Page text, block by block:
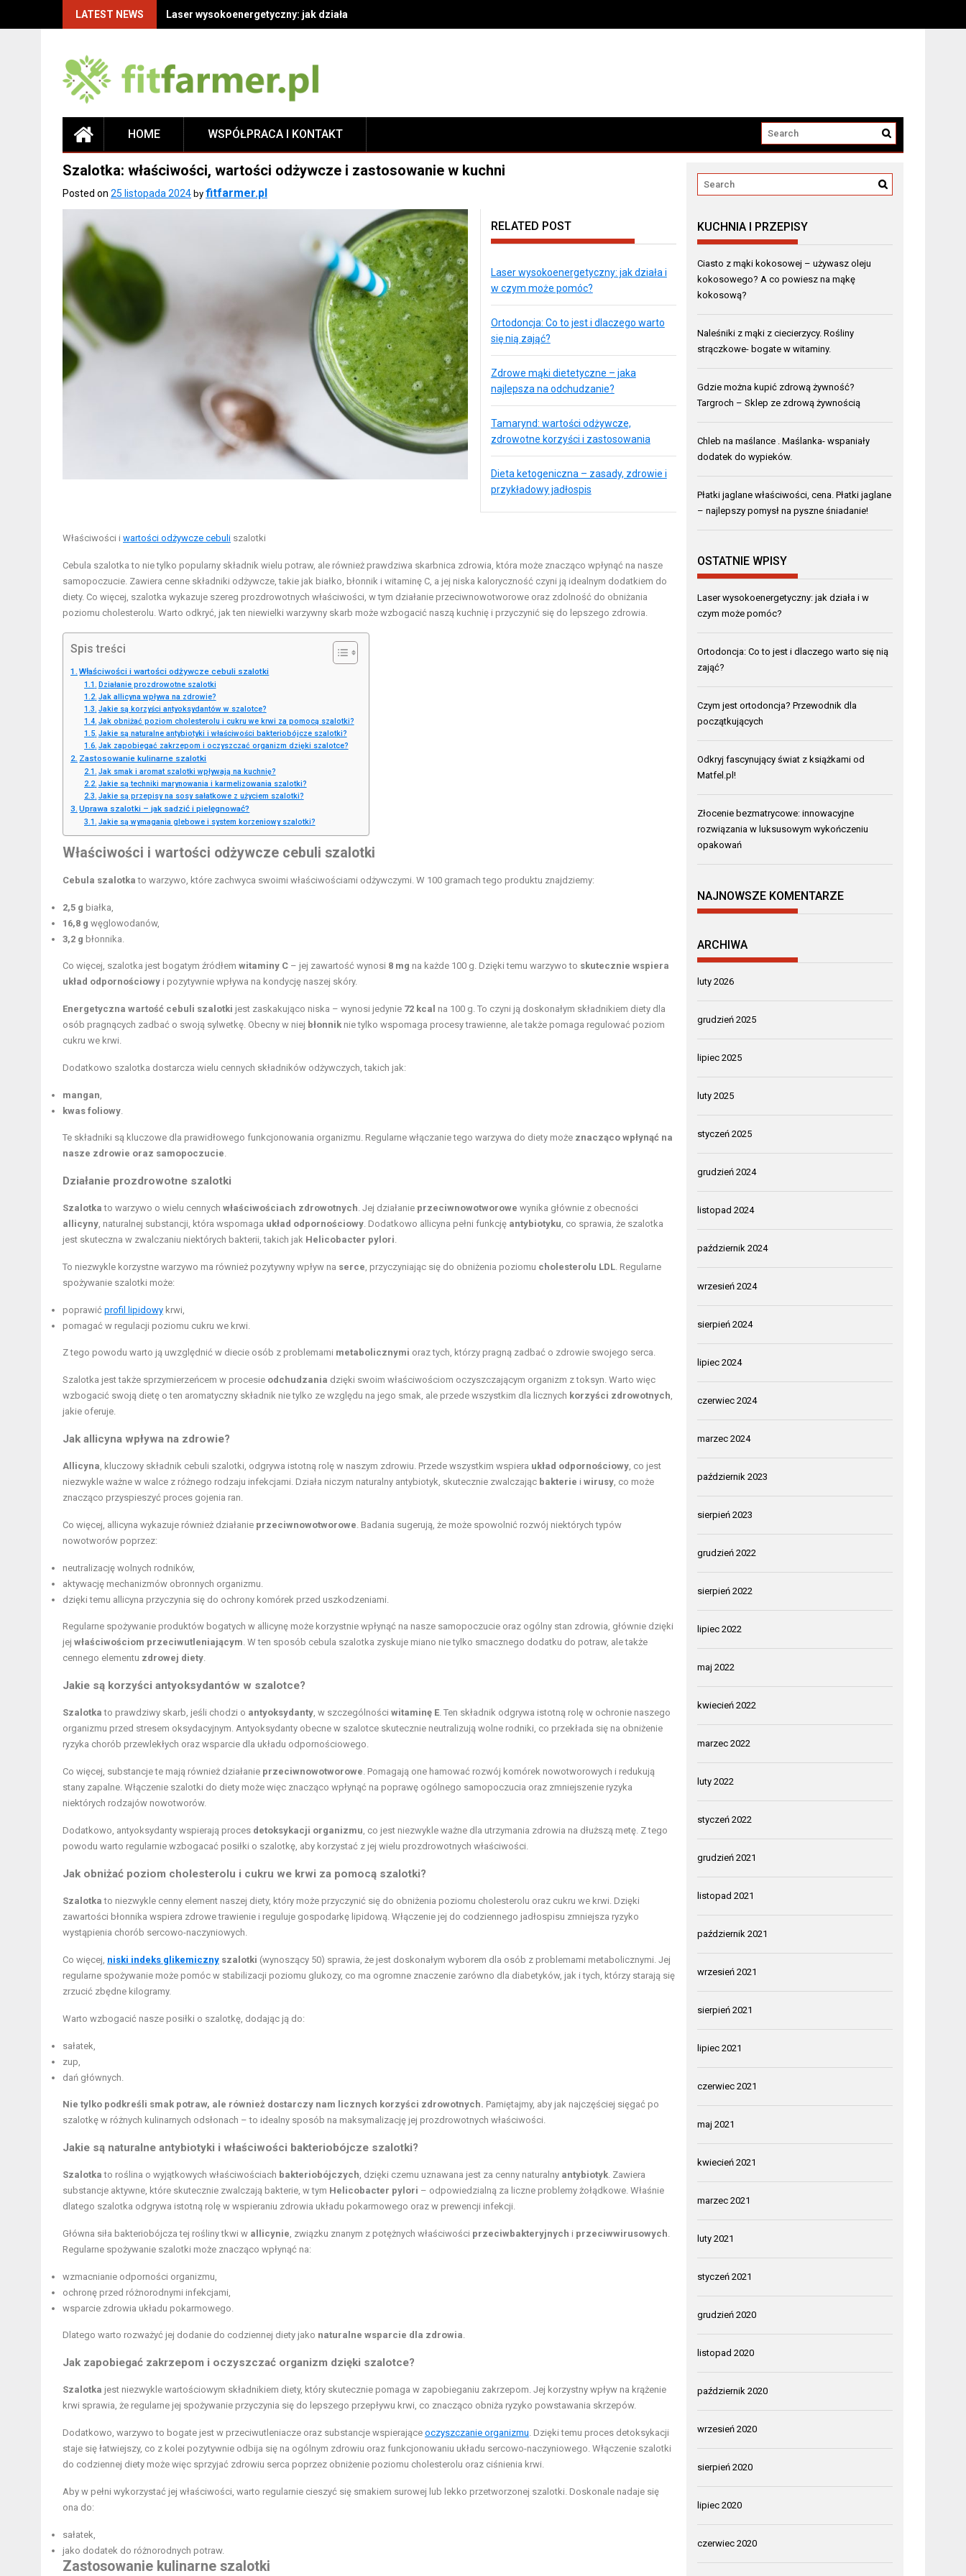
LATEST NEWS Laser wysokoenergetyczny: jak działa i w czym może pomóc?
HOME WSPÓŁPRACA I KONTAKT
Szalotka: właściwości, wartości odżywcze i zastosowanie w kuchni
Posted on 25 listopada 2024 by fitfarmer.pl
RELATED POST
Laser wysokoenergetyczny: jak działa i
w czym może pomóc?
Ortodoncja: Co to jest i dlaczego warto
się nią zająć?
Zdrowe mąki dietetyczne – jaka
najlepsza na odchudzanie?
Tamarynd: wartości odżywcze,
zdrowotne korzyści i zastosowania
Dieta ketogeniczna – zasady, zdrowie i
przykładowy jadłospis
Właściwości i wartości odżywcze cebuli szalotki
Cebula szalotka to nie tylko popularny składnik wielu potraw, ale również prawdziwa skarbnica zdrowia, która może znacząco wpłynąć na nasze
samopoczucie. Zawiera cenne składniki odżywcze, takie jak białko, błonnik i witaminę C, a jej niska kaloryczność czyni ją idealnym dodatkiem do
diety. Co więcej, szalotka wykazuje szereg prozdrowotnych właściwości, w tym działanie przeciwnowotworowe oraz zdolność do obniżania
poziomu cholesterolu. Warto odkryć, jak ten niewielki warzywny skarb może wzbogacić naszą kuchnię i przyczynić się do lepszego zdrowia.
Spis treści
Właściwości i wartości odżywcze cebuli szalotki
Działanie prozdrowotne szalotki
Jak allicyna wpływa na zdrowie?
Jakie są korzyści antyoksydantów w szalotce?
Jak obniżać poziom cholesterolu i cukru we krwi za pomocą szalotki?
Jakie są naturalne antybiotyki i właściwości bakteriobójcze szalotki?
Jak zapobiegać zakrzepom i oczyszczać organizm dzięki szalotce?
Zastosowanie kulinarne szalotki
Jak smak i aromat szalotki wpływają na kuchnię?
Jakie są techniki marynowania i karmelizowania szalotki?
Jakie są przepisy na sosy sałatkowe z użyciem szalotki?
Uprawa szalotki – jak sadzić i pielęgnować?
Jakie są wymagania glebowe i system korzeniowy szalotki?
Właściwości i wartości odżywcze cebuli szalotki
Cebula szalotka to warzywo, które zachwyca swoimi właściwościami odżywczymi. W 100 gramach tego produktu znajdziemy:
2,5 g białka,
16,8 g węglowodanów,
3,2 g błonnika.
Co więcej, szalotka jest bogatym źródłem witaminy C – jej zawartość wynosi 8 mg na każde 100 g. Dzięki temu warzywo to skutecznie wspiera
układ odpornościowy i pozytywnie wpływa na kondycję naszej skóry.
Energetyczna wartość cebuli szalotki jest zaskakująco niska – wynosi jedynie 72 kcal na 100 g. To czyni ją doskonałym składnikiem diety dla
osób pragnących zadbać o swoją sylwetkę. Obecny w niej błonnik nie tylko wspomaga procesy trawienne, ale także pomaga regulować poziom
cukru we krwi.
Dodatkowo szalotka dostarcza wielu cennych składników odżywczych, takich jak:
mangan,
kwas foliowy.
Te składniki są kluczowe dla prawidłowego funkcjonowania organizmu. Regularne włączanie tego warzywa do diety może znacząco wpłynąć na
nasze zdrowie oraz samopoczucie.
Działanie prozdrowotne szalotki
Szalotka to warzywo o wielu cennych właściwościach zdrowotnych. Jej działanie przeciwnowotworowe wynika głównie z obecności
allicyny, naturalnej substancji, która wspomaga układ odpornościowy. Dodatkowo allicyna pełni funkcję antybiotyku, co sprawia, że szalotka
jest skuteczna w zwalczaniu niektórych bakterii, takich jak Helicobacter pylori.
To niezwykle korzystne warzywo ma również pozytywny wpływ na serce, przyczyniając się do obniżenia poziomu cholesterolu LDL. Regularne
spożywanie szalotki może:
poprawić profil lipidowy krwi,
pomagać w regulacji poziomu cukru we krwi.
Z tego powodu warto ją uwzględnić w diecie osób z problemami metabolicznymi oraz tych, którzy pragną zadbać o zdrowie swojego serca.
Szalotka jest także sprzymierzeńcem w procesie odchudzania dzięki swoim właściwościom oczyszczającym organizm z toksyn. Warto więc
wzbogacić swoją dietę o ten aromatyczny składnik nie tylko ze względu na jego smak, ale przede wszystkim dla licznych korzyści zdrowotnych,
jakie oferuje.
Jak allicyna wpływa na zdrowie?
Allicyna, kluczowy składnik cebuli szalotki, odgrywa istotną rolę w naszym zdrowiu. Przede wszystkim wspiera układ odpornościowy, co jest
niezwykle ważne w walce z różnego rodzaju infekcjami. Działa niczym naturalny antybiotyk, skutecznie zwalczając bakterie i wirusy, co może
znacząco przyspieszyć proces gojenia ran.
Co więcej, allicyna wykazuje również działanie przeciwnowotworowe. Badania sugerują, że może spowolnić rozwój niektórych typów
nowotworów poprzez:
neutralizację wolnych rodników,
aktywację mechanizmów obronnych organizmu.
dzięki temu allicyna przyczynia się do ochrony komórek przed uszkodzeniami.
Regularne spożywanie produktów bogatych w allicynę może korzystnie wpłynąć na nasze samopoczucie oraz ogólny stan zdrowia, głównie dzięki
jej właściwościom przeciwutleniającym. W ten sposób cebula szalotka zyskuje miano nie tylko smacznego dodatku do potraw, ale także
cennego elementu zdrowej diety.
Jakie są korzyści antyoksydantów w szalotce?
Szalotka to prawdziwy skarb, jeśli chodzi o antyoksydanty, w szczególności witaminę E. Ten składnik odgrywa istotną rolę w ochronie naszego
organizmu przed stresem oksydacyjnym. Antyoksydanty obecne w szalotce skutecznie neutralizują wolne rodniki, co przekłada się na obniżenie
ryzyka chorób przewlekłych oraz wsparcie dla układu odpornościowego.
Co więcej, substancje te mają również działanie przeciwnowotworowe. Pomagają one hamować rozwój komórek nowotworowych i redukują
stany zapalne. Włączenie szalotki do diety może więc znacząco wpłynąć na poprawę ogólnego samopoczucia oraz zmniejszenie ryzyka
niektórych rodzajów nowotworów.
Dodatkowo, antyoksydanty wspierają proces detoksykacji organizmu, co jest niezwykle ważne dla utrzymania zdrowia na dłuższą metę. Z tego
powodu warto regularnie wzbogacać posiłki o szalotkę, aby korzystać z jej wielu prozdrowotnych właściwości.
Jak obniżać poziom cholesterolu i cukru we krwi za pomocą szalotki?
Szalotka to niezwykle cenny element naszej diety, który może przyczynić się do obniżenia poziomu cholesterolu oraz cukru we krwi. Dzięki
zawartości błonnika wspiera zdrowe trawienie i reguluje gospodarkę lipidową. Włączenie jej do codziennego jadłospisu zmniejsza ryzyko
wystąpienia chorób sercowo-naczyniowych.
Co więcej, niski indeks glikemiczny szalotki (wynoszący 50) sprawia, że jest doskonałym wyborem dla osób z problemami metabolicznymi. Jej
regularne spożywanie może pomóc w stabilizacji poziomu glukozy, co ma ogromne znaczenie zarówno dla diabetyków, jak i tych, którzy starają się
zrzucić zbędne kilogramy.
Warto wzbogacić nasze posiłki o szalotkę, dodając ją do:
sałatek,
zup,
dań głównych.
Nie tylko podkreśli smak potraw, ale również dostarczy nam licznych korzyści zdrowotnych. Pamiętajmy, aby jak najczęściej sięgać po
szalotkę w różnych kulinarnych odsłonach – to idealny sposób na maksymalizację jej prozdrowotnych właściwości.
Jakie są naturalne antybiotyki i właściwości bakteriobójcze szalotki?
Szalotka to roślina o wyjątkowych właściwościach bakteriobójczych, dzięki czemu uznawana jest za cenny naturalny antybiotyk. Zawiera
substancje aktywne, które skutecznie zwalczają bakterie, w tym Helicobacter pylori – odpowiedzialną za liczne problemy żołądkowe. Właśnie
dlatego szalotka odgrywa istotną rolę w wspieraniu zdrowia układu pokarmowego oraz w prewencji infekcji.
Główna siła bakteriobójcza tej rośliny tkwi w allicynie, związku znanym z potężnych właściwości przeciwbakteryjnych i przeciwwirusowych.
Regularne spożywanie szalotki może znacząco wpłynąć na:
wzmacnianie odporności organizmu,
ochronę przed różnorodnymi infekcjami,
wsparcie zdrowia układu pokarmowego.
Dlatego warto rozważyć jej dodanie do codziennej diety jako naturalne wsparcie dla zdrowia.
Jak zapobiegać zakrzepom i oczyszczać organizm dzięki szalotce?
Szalotka jest niezwykle wartościowym składnikiem diety, który skutecznie pomaga w zapobieganiu zakrzepom. Jej korzystny wpływ na krążenie
krwi sprawia, że regularne jej spożywanie przyczynia się do lepszego przepływu krwi, co znacząco obniża ryzyko powstawania skrzepów.
Dodatkowo, warzywo to bogate jest w przeciwutleniacze oraz substancje wspierające oczyszczanie organizmu. Dzięki temu proces detoksykacji
staje się łatwiejszy, co z kolei pozytywnie odbija się na ogólnym zdrowiu oraz funkcjonowaniu układu sercowo-naczyniowego. Włączenie szalotki
do codziennej diety może więc sprzyjać zdrowiu serca poprzez obniżenie poziomu cholesterolu oraz ciśnienia krwi.
Aby w pełni wykorzystać jej właściwości, warto regularnie cieszyć się smakiem surowej lub lekko przetworzonej szalotki. Doskonale nadaje się
ona do:
sałatek,
jako dodatek do różnorodnych potraw.
Zastosowanie kulinarne szalotki
KUCHNIA I PRZEPISY
Ciasto z mąki kokosowej – używasz oleju
kokosowego? A co powiesz na mąkę
kokosową?
Naleśniki z mąki z ciecierzycy. Rośliny
strączkowe- bogate w witaminy.
Gdzie można kupić zdrową żywność?
Targroch – Sklep ze zdrową żywnością
Chleb na maślance . Maślanka- wspaniały
dodatek do wypieków.
Płatki jaglane właściwości, cena. Płatki jaglane
– najlepszy pomysł na pyszne śniadanie!
OSTATNIE WPISY
Laser wysokoenergetyczny: jak działa i w
czym może pomóc?
Ortodoncja: Co to jest i dlaczego warto się nią
zająć?
Czym jest ortodoncja? Przewodnik dla
początkujących
Odkryj fascynujący świat z książkami od
Matfel.pl!
Złocenie bezmatrycowe: innowacyjne
rozwiązania w luksusowym wykończeniu
opakowań
NAJNOWSZE KOMENTARZE
ARCHIWA
luty 2026
grudzień 2025
lipiec 2025
luty 2025
styczeń 2025
grudzień 2024
listopad 2024
październik 2024
wrzesień 2024
sierpień 2024
lipiec 2024
czerwiec 2024
marzec 2024
październik 2023
sierpień 2023
grudzień 2022
sierpień 2022
lipiec 2022
maj 2022
kwiecień 2022
marzec 2022
luty 2022
styczeń 2022
grudzień 2021
listopad 2021
październik 2021
wrzesień 2021
sierpień 2021
lipiec 2021
czerwiec 2021
maj 2021
kwiecień 2021
marzec 2021
luty 2021
styczeń 2021
grudzień 2020
listopad 2020
październik 2020
wrzesień 2020
sierpień 2020
lipiec 2020
czerwiec 2020